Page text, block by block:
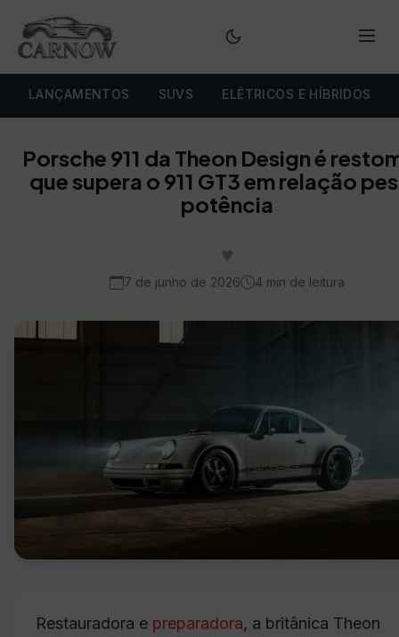
LANÇAMENTOS SUVS ELÉTRICOS E HÍBRIDOS
Porsche 911 da Theon Design é
que supera o 911 GT3 em relação
potência
♥
7 de junho de 2026 4 min de leitura
Restauradora e preparadora, a britânica Theon